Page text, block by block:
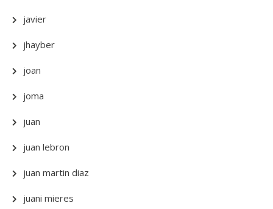
javier
jhayber
joan
joma
juan
juan lebron
juan martin diaz
juani mieres